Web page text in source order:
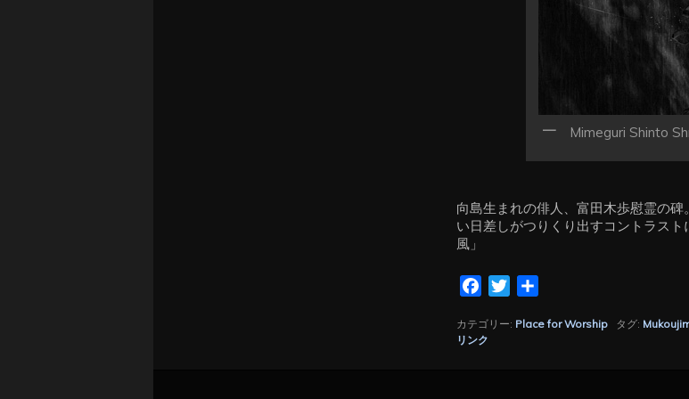
Mimeguri Shinto
向島生まれの俳人、富田木歩慰霊の
い日差しがつりくり出すコントラス
風」
FacebookTwitter
カテゴリー: Place for Worship タグ:
リンク